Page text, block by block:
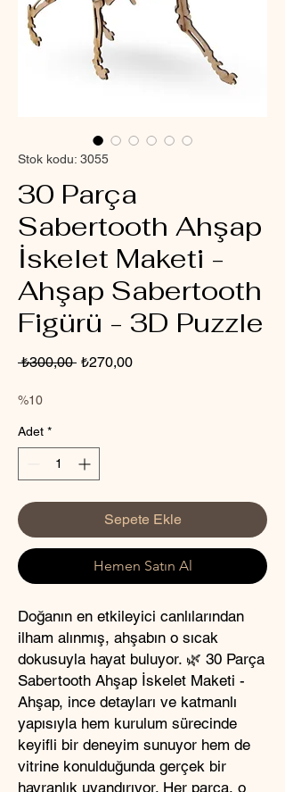
Stok kodu: 3055
30 Parça
Sabertooth Ahşap
İskelet Maketi -
Ahşap Sabertooth
Figürü - 3D Puzzle
₺300,00 Normal
₺270,00İndirimli
%10
Adet *
Sepete Ekle
Hemen Satın Al
Doğanın en etkileyici canlılarından
ilham alınmış, ahşabın o sıcak
dokusuyla hayat buluyor. 🌿 30 Parça
Sabertooth Ahşap İskelet Maketi -
Ahşap, ince detayları ve katmanlı
yapısıyla hem kurulum sürecinde
keyifli bir deneyim sunuyor hem de
vitrine konulduğunda gerçek bir
hayranlık uyandırıyor. Her parça, o